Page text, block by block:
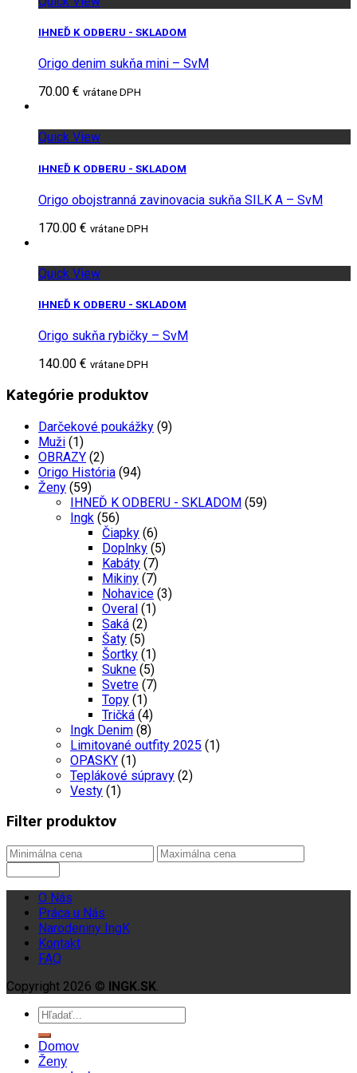
IHNEĎ K ODBERU - SKLADOM
Origo denim sukňa mini – SvM
70.00 € vrátane DPH
Quick View
IHNEĎ K ODBERU - SKLADOM
Origo obojstranná zavinovacia sukňa SILK A – SvM
170.00 € vrátane DPH
Quick View
IHNEĎ K ODBERU - SKLADOM
Origo sukňa rybičky – SvM
140.00 € vrátane DPH
Kategórie produktov
Darčekové poukážky (9)
Muži (1)
OBRAZY (2)
Origo História (94)
Ženy (59)
IHNEĎ K ODBERU - SKLADOM (59)
Ingk (56)
Čiapky (6)
Doplnky (5)
Kabáty (7)
Mikiny (7)
Nohavice (3)
Overal (1)
Saká (2)
Šaty (5)
Šortky (1)
Sukne (5)
Svetre (7)
Topy (1)
Tričká (4)
Ingk Denim (8)
Limitované outfity 2025 (1)
OPASKY (1)
Teplákové súpravy (2)
Vesty (1)
Filter produktov
O Nás
Práca u Nás
Narodeniny IngK
Kontakt
FAQ
Copyright 2026 © INGK.SK.
Domov
Ženy